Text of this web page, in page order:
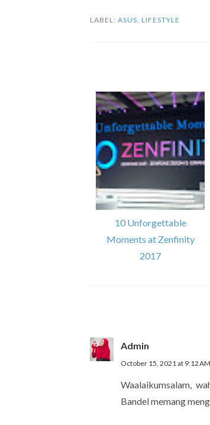
LABEL: ASUS, LIFESTYLE
10 Unforgettable
Moments at Zenfinity
2017
Admin
October 15, 2021 at 9:12 AM
Waalaikumsalam,
Bandel memang